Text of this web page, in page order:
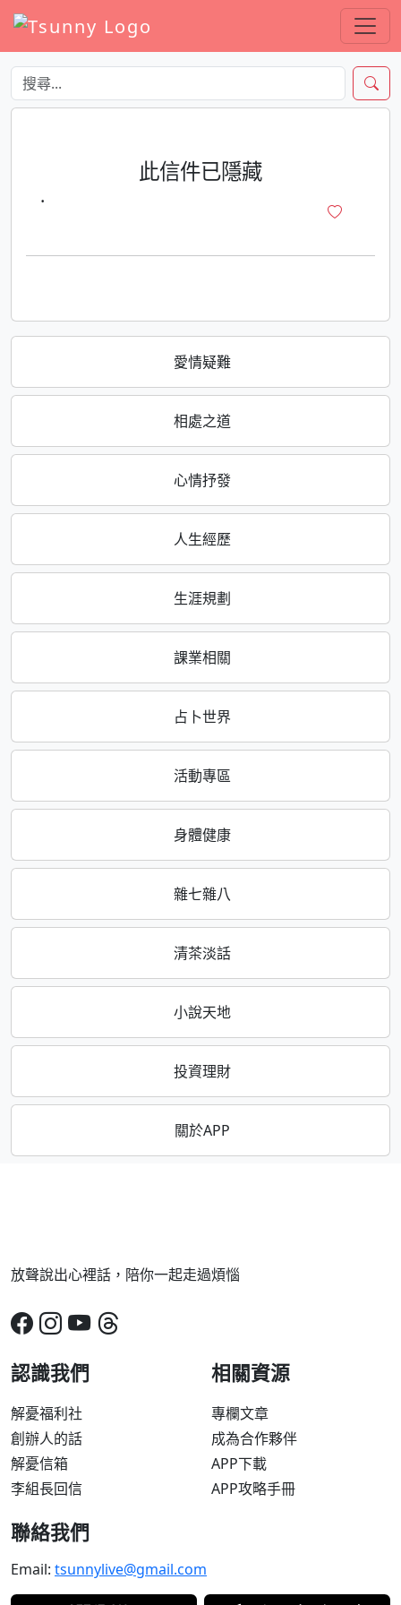
愛情疑難
相處之道
心情抒發
人生經歷
生涯規劃
課業相關
占卜世界
活動專區
身體健康
雜七雜八
清茶淡話
小說天地
投資理財
關於APP
此信件已隱藏
·
放聲說出心裡話，陪你一起走過煩惱
認識我們
解憂福利社
創辦人的話
解憂信箱
李組長回信
相關資源
專欄文章
成為合作夥伴
APP下載
APP攻略手冊
聯絡我們
Email: tsunnylive@gmail.com